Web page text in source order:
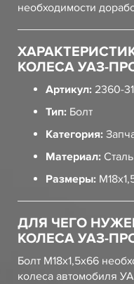
необходимости
КОЛЕСА УАЗ-
Артикул: 2360-
Тип: Болт
Категория:
Материал: Сталь
Размеры:
ДЛЯ ЧЕГО
КОЛЕСА УАЗ-
Болт М18х1,5х66
колеса автомобиля